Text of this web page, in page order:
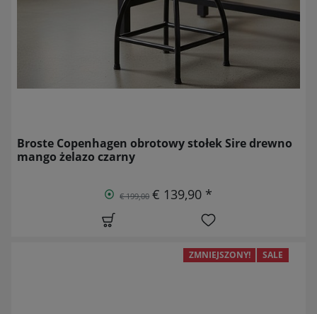
Broste Copenhagen obrotowy stołek Sire drewno
mango żelazo czarny
€ 199,00 € 139,90 *
ZMNIEJSZONY! SALE